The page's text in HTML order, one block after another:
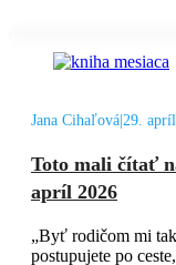
Jana Cihaľová 29.
Toto mali čítať
apríl 2026
„Byť rodičom mi
postupujete po